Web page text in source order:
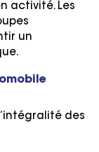
activité. Les
un
des